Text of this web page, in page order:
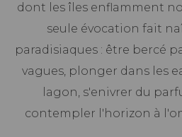
dont les îles enflamment
seule évocation fait
paradisiaques : être bercé
vagues, plonger dans les
lagon, s'enivrer du
contempler l'horizon à